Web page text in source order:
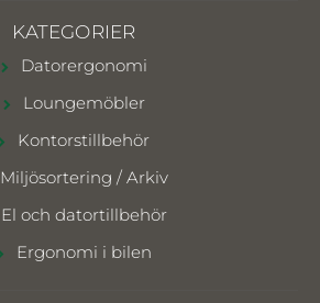
KATEGORIER
Datorergonomi
Loungemöbler
Kontorstillbehör
Miljösortering / Arkiv
El och datortillbehör
Ergonomi i bilen